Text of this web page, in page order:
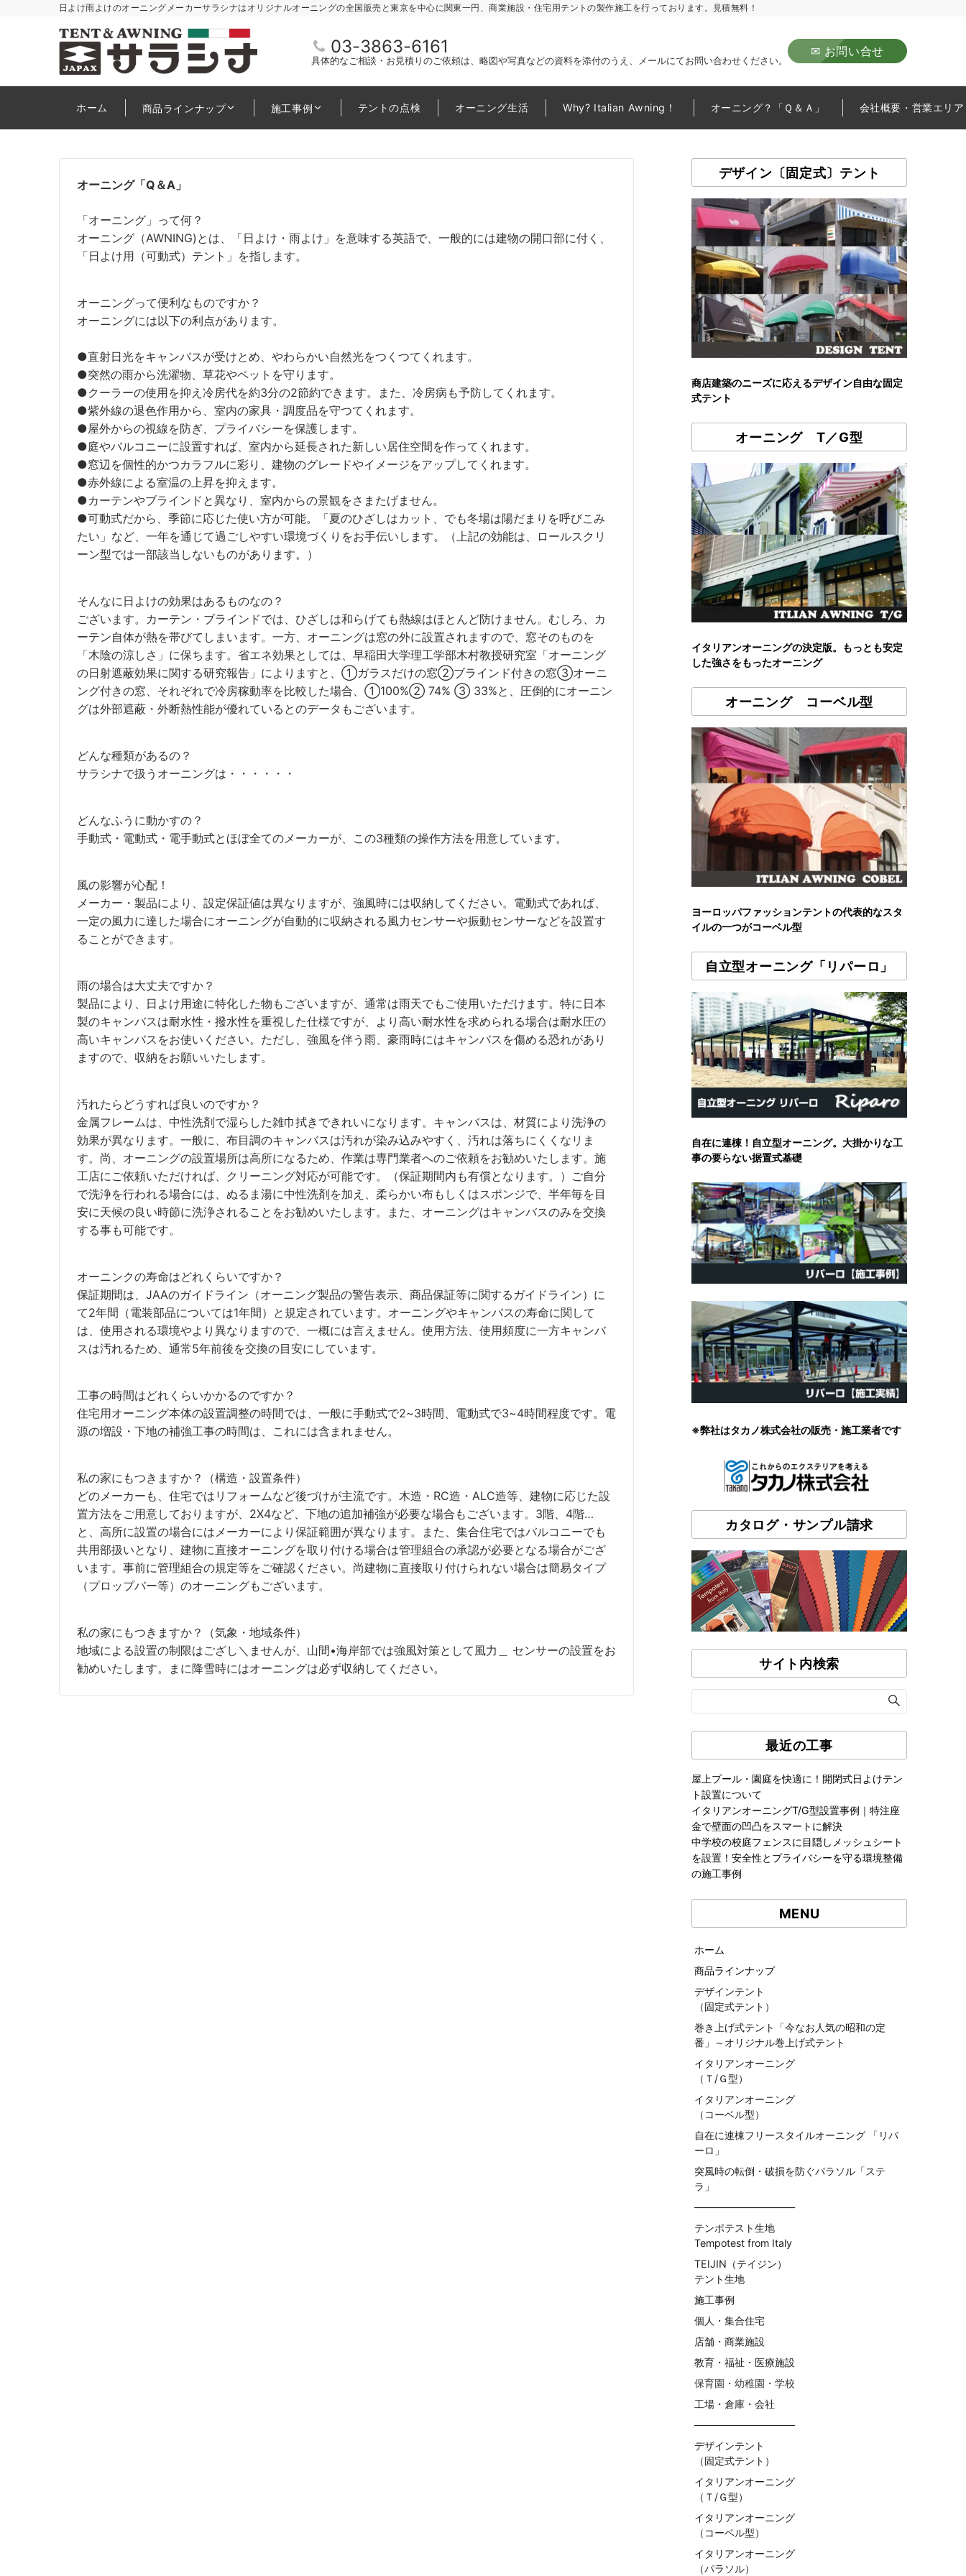
日よけ雨よけのオーニングメーカーサラシナはオリジナルオーニングの全国販売と東京を中心に関東一円、商業施設・住宅用テントの製作施工を行っております。見積無料！
03-3863-6161
具体的なご相談・お見積りのご依頼は、略図や写真などの資料を添付のうえ、メールにてお問い合わせください。
✉ お問い合せ
ホーム 商品ラインナップ 施工事例 テントの点検 オーニング生活 Why? Italian Awning！ オーニング？「Ｑ＆Ａ」 会社概要・営業エリア
オーニング「Q＆A」
「オーニング」って何？
オーニング（AWNING)とは、「日よけ・雨よけ」を意味する英語で、一般的には建物の開口部に付く、
「日よけ用（可動式）テント」を指します。
オーニングって便利なものですか？
オーニングには以下の利点があります。
●直射日光をキャンバスが受けとめ、やわらかい自然光をつくつてくれます。
●突然の雨から洗濯物、草花やペットを守ります。
●クーラーの使用を抑え冷房代を約3分の2節約できます。また、冷房病も予防してくれます。
●紫外線の退色作用から、室内の家具・調度品を守つてくれます。
●屋外からの視線を防ぎ、プライバシーを保護します。
●庭やバルコニーに設置すれば、室内から延長された新しい居住空間を作ってくれます。
●窓辺を個性的かつカラフルに彩り、建物のグレードやイメージをアップしてくれます。
●赤外線による室温の上昇を抑えます。
●カーテンやブラインドと異なり、室内からの景観をさまたげません。
●可動式だから、季節に応じた使い方が可能。「夏のひざしはカット、でも冬場は陽だまりを呼びこみ
たい」など、一年を通じて過ごしやすい環境づくりをお手伝いします。（上記の効能は、ロールスクリ
ーン型では一部該当しないものがあります。）
そんなに日よけの効果はあるものなの？
ございます。カーテン・ブラインドでは、ひざしは和らげても熱線はほとんど防けません。むしろ、カ
ーテン自体が熱を帯びてしまいます。一方、オーニングは窓の外に設置されますので、窓そのものを
「木陰の涼しさ」に保ちます。省エネ効果としては、早稲田大学理工学部木村教授研究室「オーニング
の日射遮蔽効果に関する研究報告」によりますと、①ガラスだけの窓②ブラインド付きの窓③オーニ
ング付きの窓、それぞれで冷房稼動率を比較した場合、①100%② 74% ③ 33%と、圧倒的にオーニン
グは外部遮蔽・外断熱性能が優れているとのデータもございます。
どんな種類があるの？
サラシナで扱うオーニングは・・・・・・
どんなふうに動かすの？
手動式・電動式・電手動式とほぼ全てのメーカーが、この3種類の操作方法を用意しています。
風の影響が心配！
メーカー・製品により、設定保証値は異なりますが、強風時には収納してください。電動式であれば、
一定の風力に達した場合にオーニングが自動的に収納される風力センサーや振動センサーなどを設置す
ることができます。
雨の場合は大丈夫ですか？
製品により、日よけ用途に特化した物もございますが、通常は雨天でもご使用いただけます。特に日本
製のキャンバスは耐水性・撥水性を重視した仕様ですが、より高い耐水性を求められる場合は耐水圧の
高いキャンバスをお使いください。ただし、強風を伴う雨、豪雨時にはキャンバスを傷める恐れがあり
ますので、収納をお願いいたします。
汚れたらどうすれば良いのですか？
金属フレームは、中性洗剤で湿らした雑巾拭きできれいになります。キャンバスは、材質により洗浄の
効果が異なります。一般に、布目調のキャンバスは汚れが染み込みやすく、汚れは落ちにくくなリま
す。尚、オーニングの設置場所は高所になるため、作業は専門業者へのご依頼をお勧めいたします。施
工店にご依頼いただければ、クリーニング対応が可能です。（保証期間内も有償となります。）ご自分
で洗浄を行われる場合には、ぬるま湯に中性洗剤を加え、柔らかい布もしくはスポンジで、半年毎を目
安に天候の良い時節に洗浄されることをお勧めいたします。また、オーニングはキャンバスのみを交換
する事も可能です。
オーニンクの寿命はどれくらいですか？
保証期間は、JAAのガイドライン（オーニング製品の警告表示、商品保証等に関するガイドライン）に
て2年間（電装部品については1年間）と規定されています。オーニングやキャンバスの寿命に関して
は、使用される環境やより異なりますので、一概には言えません。使用方法、使用頻度に一方キャンバ
スは汚れるため、通常5年前後を交換の目安にしています。
工事の時間はどれくらいかかるのですか？
住宅用オーニング本体の設置調整の時間では、一般に手動式で2~3時間、電動式で3~4時間程度です。電
源の増設・下地の補強工事の時間は、これには含まれません。
私の家にもつきますか？（構造・設置条件）
どのメーカーも、住宅ではリフォームなど後づけが主流です。木造・RC造・ALC造等、建物に応じた設
置方法をご用意しておりますが、2X4など、下地の追加補強が必要な場合もございます。3階、4階…
と、高所に設置の場合にはメーカーにより保証範囲が異なります。また、集合住宅ではバルコニーでも
共用部扱いとなり、建物に直接オーニングを取り付ける場合は管理組合の承認が必要となる場合がござ
います。事前に管理組合の規定等をご確認ください。尚建物に直接取り付けられない場合は簡易タイプ
（プロップバー等）のオーニングもございます。
私の家にもつきますか？（気象・地域条件）
地域による設置の制限はござし＼ませんが、山間•海岸部では強風対策として風力＿ センサーの設置をお
勧めいたします。まに降雪時にはオーニングは必ず収納してください。
デザイン〔固定式〕テント
商店建築のニーズに応えるデザイン自由な固定
式テント
オーニング T／G型
イタリアンオーニングの決定版。もっとも安定
した強さをもったオーニング
オーニング コーベル型
ヨーロッパファッションテントの代表的なスタ
イルの一つがコーベル型
自立型オーニング「リパーロ」
自在に連棟！自立型オーニング。大掛かりな工
事の要らない据置式基礎
※弊社はタカノ株式会社の販売・施工業者です
カタログ・サンプル請求
サイト内検索
最近の工事
屋上プール・園庭を快適に！開閉式日よけテン
ト設置について
イタリアンオーニングT/G型設置事例｜特注座
金で壁面の凹凸をスマートに解決
中学校の校庭フェンスに目隠しメッシュシート
を設置！安全性とプライバシーを守る環境整備
の施工事例
MENU
ホーム
商品ラインナップ
デザインテント
（固定式テント）
巻き上げ式テント「今なお人気の昭和の定
番」～オリジナル巻上げ式テント
イタリアンオーニング
（Ｔ/Ｇ型）
イタリアンオーニング
（コーベル型）
自在に連棟フリースタイルオーニング 「リパ
ーロ」
突風時の転倒・破損を防ぐパラソル「ステ
ラ」
——————————
テンポテスト生地
Tempotest from Italy
TEIJIN（テイジン）
テント生地
施工事例
個人・集合住宅
店舗・商業施設
教育・福祉・医療施設
保育園・幼稚園・学校
工場・倉庫・会社
——————————
デザインテント
（固定式テント）
イタリアンオーニング
（Ｔ/Ｇ型）
イタリアンオーニング
（コーベル型）
イタリアンオーニング
（パラソル）